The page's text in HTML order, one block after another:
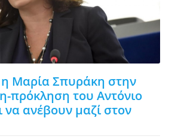
η Μαρία Σπυράκη στην
πρόκληση του Αντόνιο
να ανέβουν μαζί στον